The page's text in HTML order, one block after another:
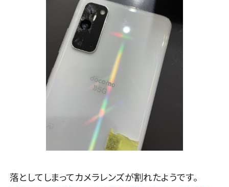
落としてしまってカメラレンズが割れたようです。